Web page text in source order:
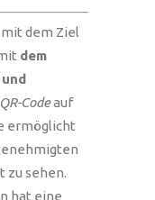
dem Ziel
dem
QR-Codeauf
ermöglicht
zu sehen.
hat eine